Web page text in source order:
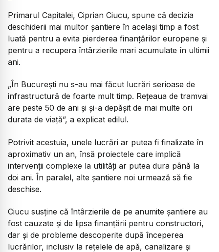
Primarul Capitalei, Ciprian Ciucu, spune că decizia
deschiderii mai multor șantiere în același timp a fost
luată pentru a evita pierderea finanțărilor europene și
pentru a recupera întârzierile mari acumulate în ultimii
ani.
„În București nu s-au mai făcut lucrări serioase de
infrastructură de foarte mult timp. Rețeaua de tramvai
are peste 50 de ani și și-a depășit de mai multe ori
durata de viață”, a explicat edilul.
Potrivit acestuia, unele lucrări ar putea fi finalizate în
aproximativ un an, însă proiectele care implică
intervenții complexe la utilități ar putea dura până la
doi ani. În paralel, alte șantiere noi urmează să fie
deschise.
Ciucu susține că întârzierile de pe anumite șantiere au
fost cauzate și de lipsa finanțării pentru constructori,
dar și de probleme descoperite după începerea
lucrărilor, inclusiv la rețelele de apă, canalizare și